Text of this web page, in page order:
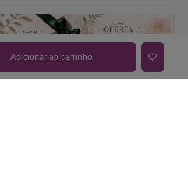
Adicionar ao carrinho